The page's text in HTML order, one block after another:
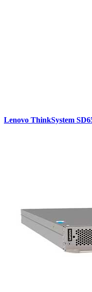
Lenovo ThinkSystem